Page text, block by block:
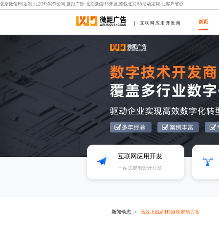
北京微信H5定制,北京H5制作公司,微距广告-北京微信H5开发,整包北京H5活动定制-让客户省心
互联网应用开发商 首页
互联网应用开发
一站式定制设计开发
新闻动态 高效上线的H5游戏定制方案